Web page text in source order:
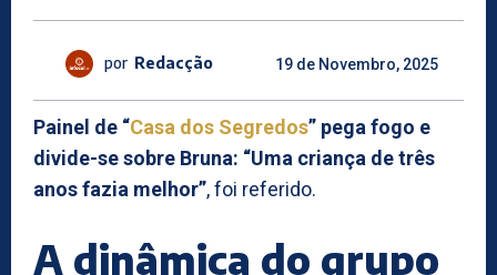
por Redacção 19 de Novembro, 2025
Painel de “Casa dos Segredos” pega fogo e
divide-se sobre Bruna: “Uma criança de três
anos fazia melhor”, foi referido.
A dinâmica do grupo